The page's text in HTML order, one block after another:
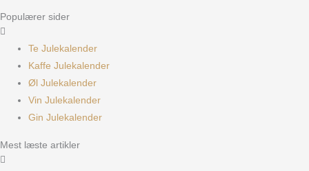
Populærer sider
Te Julekalender
Kaffe Julekalender
Øl Julekalender
Vin Julekalender
Gin Julekalender
Mest læste artikler